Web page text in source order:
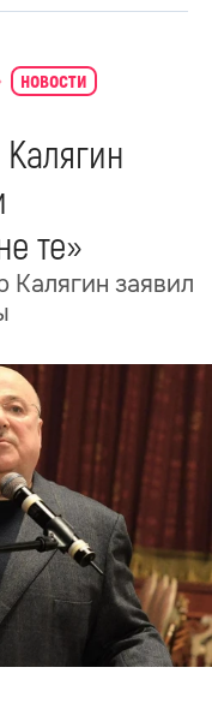
новости
те»
Калягин заявил